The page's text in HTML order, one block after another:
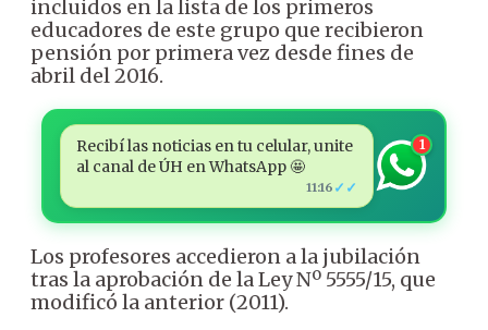
incluidos en la lista de los primeros
educadores de este grupo que recibieron
pensión por primera vez desde fines de
abril del 2016.
Recibí las noticias en tu celular, unite
al canal de ÚH en WhatsApp 🤩
11:16 ✓✓
1
Los profesores accedieron a la jubilación
tras la aprobación de la Ley Nº 5555/15, que
modificó la anterior (2011).